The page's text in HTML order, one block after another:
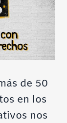
de 50
en los
nos